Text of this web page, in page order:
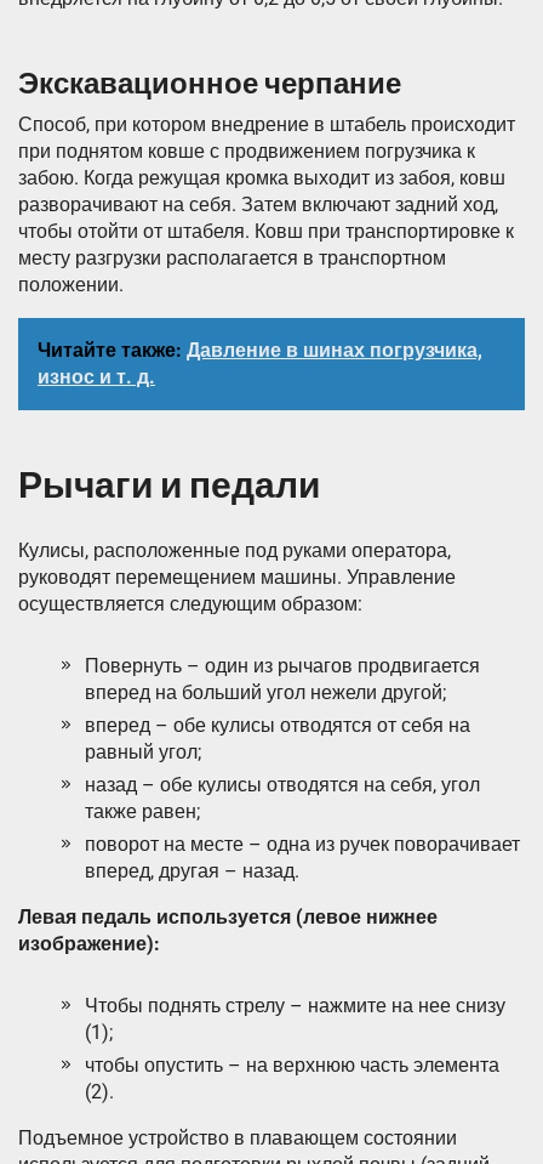
Экскавационное черпание
Способ, при котором внедрение в штабель происходит
при поднятом ковше с продвижением погрузчика к
забою. Когда режущая кромка выходит из забоя, ковш
разворачивают на себя. Затем включают задний ход,
чтобы отойти от штабеля. Ковш при транспортировке к
месту разгрузки располагается в транспортном
положении.
Читайте также: Давление в шинах погрузчика,
износ и т. д.
Рычаги и педали
Кулисы, расположенные под руками оператора,
руководят перемещением машины. Управление
осуществляется следующим образом:
Повернуть – один из рычагов продвигается
вперед на больший угол нежели другой;
вперед – обе кулисы отводятся от себя на
равный угол;
назад – обе кулисы отводятся на себя, угол
также равен;
поворот на месте – одна из ручек поворачивает
вперед, другая – назад.
Левая педаль используется (левое нижнее
изображение):
Чтобы поднять стрелу – нажмите на нее снизу
(1);
чтобы опустить – на верхнюю часть элемента
(2).
Подъемное устройство в плавающем состоянии